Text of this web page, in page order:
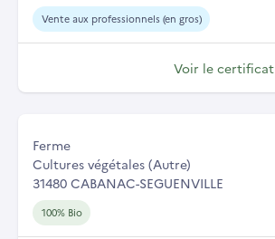
Vente aux professionnels (en gros)
Voir le certificat
Ferme
Cultures végétales (Autre)
31480 CABANAC-SEGUENVILLE
100% Bio